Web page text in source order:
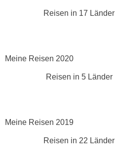
Reisen in 17 Länder
Meine Reisen 2020
Reisen in 5 Länder
Meine Reisen 2019
Reisen in 22 Länder